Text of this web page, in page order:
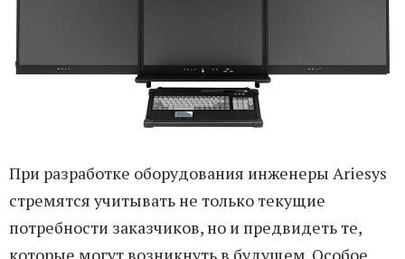
При разработке оборудования инженеры Ariesys
стремятся учитывать не только текущие
потребности заказчиков, но и предвидеть те,